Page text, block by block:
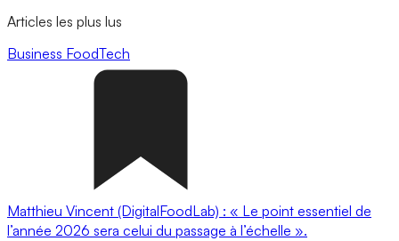
Articles les plus lus
Business FoodTech
Matthieu Vincent (DigitalFoodLab) : « Le point essentiel de
l’année 2026 sera celui du passage à l’échelle ».